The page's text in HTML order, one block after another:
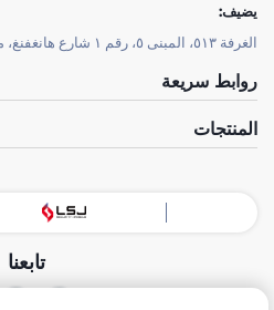
يضيف:
الغرفة ٥١٣، المبنى ٥، رقم ١ شارع هانغفنغ، منطقة فنغتاي، بكين
روابط سريعة
المنتجات
تابعنا